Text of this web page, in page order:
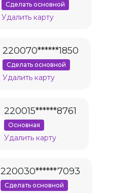
Сделать основной
Удалить карту
220070******1850
Сделать основной
Удалить карту
220015******8761
Основная
Удалить карту
220030******7093
Сделать основной